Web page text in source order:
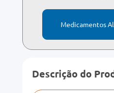
Medicamentos
Descrição do